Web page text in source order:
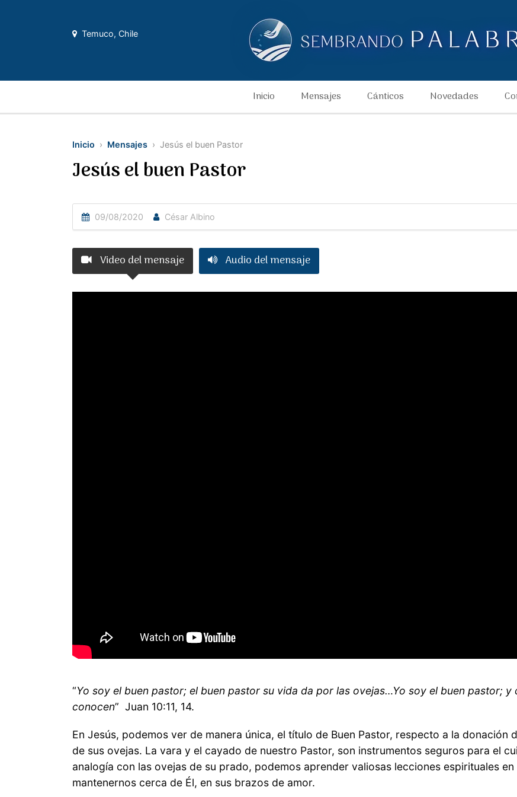
Temuco, Chile
Inicio Mensajes Cánticos Novedades
Inicio › Mensajes › Jesús el buen Pastor
Jesús el buen Pastor
09/08/2020 César Albino
Video del mensaje Audio del mensaje
“Yo soy el buen pastor; el buen pastor su vida da por las ovejas…Yo soy el buen pastor; y
conocen” Juan 10:11, 14.
En Jesús, podemos ver de manera única, el título de Buen Pastor, respecto a la
de sus ovejas. La vara y el cayado de nuestro Pastor, son instrumentos seguros para el
analogía con las ovejas de su prado, podemos aprender valiosas lecciones espirituales
mantenernos cerca de Él, en sus brazos de amor.